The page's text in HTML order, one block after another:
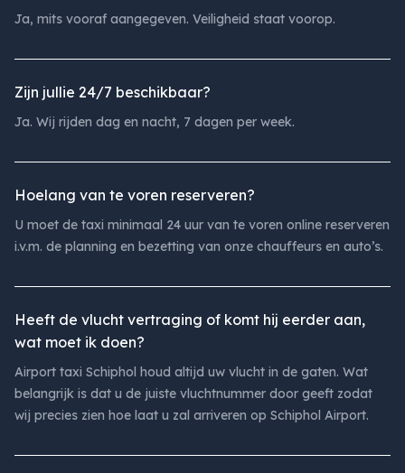
Ja, mits vooraf aangegeven. Veiligheid staat voorop.
Zijn jullie 24/7 beschikbaar?
Ja. Wij rijden dag en nacht, 7 dagen per week.
Hoelang van te voren reserveren?
U moet de taxi minimaal 24 uur van te voren online reserveren
i.v.m. de planning en bezetting van onze chauffeurs en auto’s.
Heeft de vlucht vertraging of komt hij eerder aan,
wat moet ik doen?
Airport taxi Schiphol houd altijd uw vlucht in de gaten. Wat
belangrijk is dat u de juiste vluchtnummer door geeft zodat
wij precies zien hoe laat u zal arriveren op Schiphol Airport.